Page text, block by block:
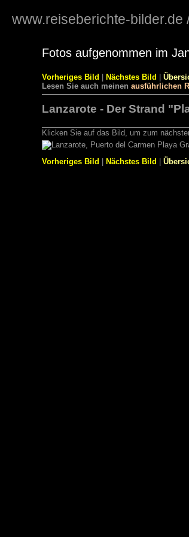
www.reiseberichte-bilder.de
Fotos aufgenommen im
Vorheriges Bild | Nächstes Bild |
Lesen Sie auch meinen ausführlichen
Lanzarote - Der Strand
Klicken Sie auf das Bild, um zum
Vorheriges Bild Nächstes Bild